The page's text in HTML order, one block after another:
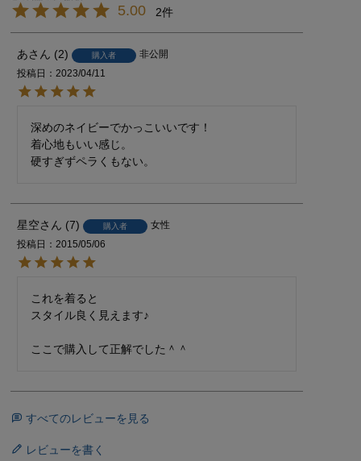
5.00 2
あ 2 購入者
非公開
投稿日
2023/04/11
深めのネイビーでかっこいいです！
着心地もいい感じ。
硬すぎずペラくもない。
星空 7 購入者
女性
投稿日
2015/05/06
これを着ると
スタイル良く見えます♪
ここで購入して正解でした＾＾
すべてのレビューを見る
レビューを書く